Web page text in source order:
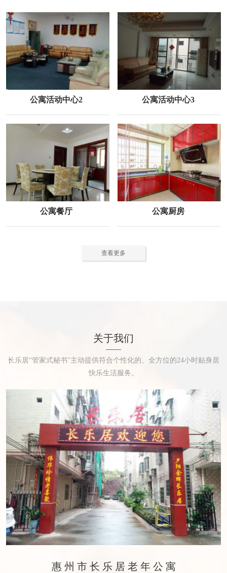
公寓活动中心2 公寓活动中心3
公寓餐厅 公寓厨房
查看更多
关于我们
长乐居“管家式秘书”主动提供符合个性化的、全方位的24小时贴身居
快乐生活服务。
惠州市长乐居老年公寓